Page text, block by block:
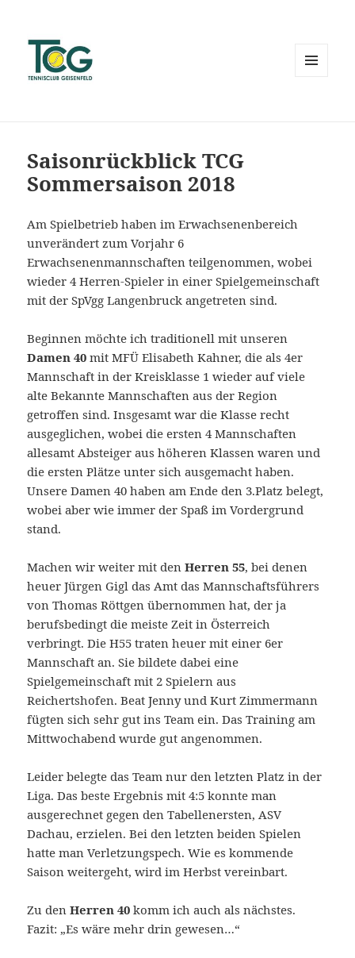
Saisonrückblick TCG
Sommersaison 2018
Am Spielbetrieb haben im Erwachsenenbereich
unverändert zum Vorjahr 6
Erwachsenenmannschaften teilgenommen, wobei
wieder 4 Herren-Spieler in einer Spielgemeinschaft
mit der SpVgg Langenbruck angetreten sind.
Beginnen möchte ich traditionell mit unseren
Damen 40 mit MFÜ Elisabeth Kahner, die als 4er
Mannschaft in der Kreisklasse 1 wieder auf viele
alte Bekannte Mannschaften aus der Region
getroffen sind. Insgesamt war die Klasse recht
ausgeglichen, wobei die ersten 4 Mannschaften
allesamt Absteiger aus höheren Klassen waren und
die ersten Plätze unter sich ausgemacht haben.
Unsere Damen 40 haben am Ende den 3.Platz belegt,
wobei aber wie immer der Spaß im Vordergrund
stand.
Machen wir weiter mit denHerren 55, bei denen
heuer Jürgen Gigl das Amt das Mannschaftsführers
von Thomas Röttgen übernommen hat, der ja
berufsbedingt die meiste Zeit in Österreich
verbringt. Die H55 traten heuer mit einer 6er
Mannschaft an. Sie bildete dabei eine
Spielgemeinschaft mit 2 Spielern aus
Reichertshofen. Beat Jenny und Kurt Zimmermann
fügten sich sehr gut ins Team ein. Das Training am
Mittwochabend wurde gut angenommen.
Leider belegte das Team nur den letzten Platz in der
Liga. Das beste Ergebnis mit 4:5 konnte man
ausgerechnet gegen den Tabellenersten, ASV
Dachau, erzielen. Bei den letzten beiden Spielen
hatte man Verletzungspech. Wie es kommende
Saison weitergeht, wird im Herbst vereinbart.
Zu denHerren 40 komm ich auch als nächstes.
Fazit: „Es wäre mehr drin gewesen…“